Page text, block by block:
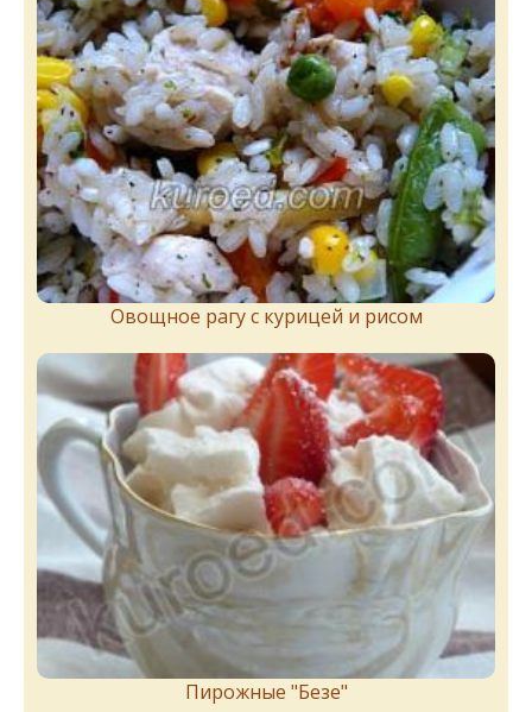
Овощное рагу с курицей и рисом
Пирожныe "Бeзe"